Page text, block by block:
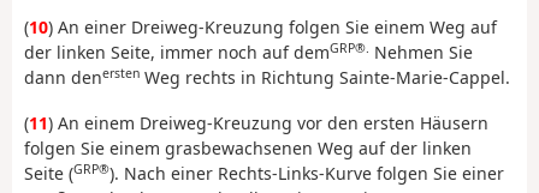
(10) An einer Dreiweg-Kreuzung folgen Sie einem Weg auf
der linken Seite, immer noch auf demGRP®. Nehmen Sie
dann denersten Weg rechts in Richtung Sainte-Marie-Cappel.
(11) An einem Dreiweg-Kreuzung vor den ersten Häusern
folgen Sie einem grasbewachsenen Weg auf der linken
Seite (GRP®). Nach einer Rechts-Links-Kurve folgen Sie einer